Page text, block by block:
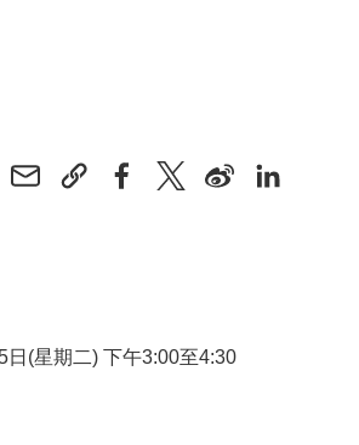
日(星期二) 下午3:00至4:30